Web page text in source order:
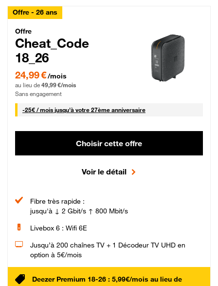
Offre - 26 ans
Cheat_Code Fibre_18_26
Offre
Cheat_Code
18_26
24,99 € par mois pendant 0 mois puis 49,99 € par mois, Sans engagement
24,99 €/mois
au lieu de 49,99 €/mois
Sans engagement
-25€ / mois25 € par mois
jusqu'à votre 27ème anniversaire
Choisir cette offre
Voir le détail
Fibre très rapide :
jusqu'à ↓ 2 Gbit/s ↑ 800 Mbit/s
Livebox 6 : Wifi 6E
Jusqu’à 200 chaînes TV + 1 Décodeur TV UHD en
option à 5€/mois
Deezer Premium 18-26 : 5,99€/mois au lieu de